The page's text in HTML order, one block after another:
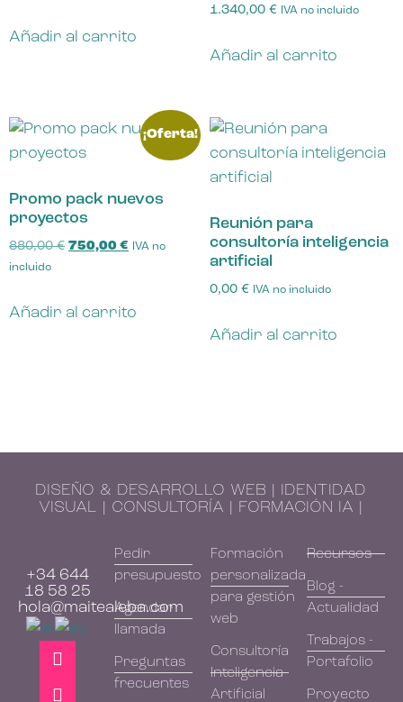
Añadir al carrito
1.340,00 € IVA no incluido
Añadir al carrito
¡Oferta!
Promo pack nuevos
proyectos
880,00€ 750,00€
IVA no
incluido
Añadir al carrito
Reunión para
consultoría inteligencia
artificial
0,00 € IVA no incluido
Añadir al carrito
DISEÑO & DESARROLLO WEB | IDENTIDAD
VISUAL | CONSULTORÍA | FORMACIÓN IA |
+34 644
18 58 25
hola@maitealeba.com
Pedir
presupuesto
Agendar
llamada
Preguntas
frecuentes
Formación
personalizada
para gestión
web
Consultoría
Inteligencia
Artificial
Recursos
Blog -
Actualidad
Trabajos -
Portafolio
Proyecto